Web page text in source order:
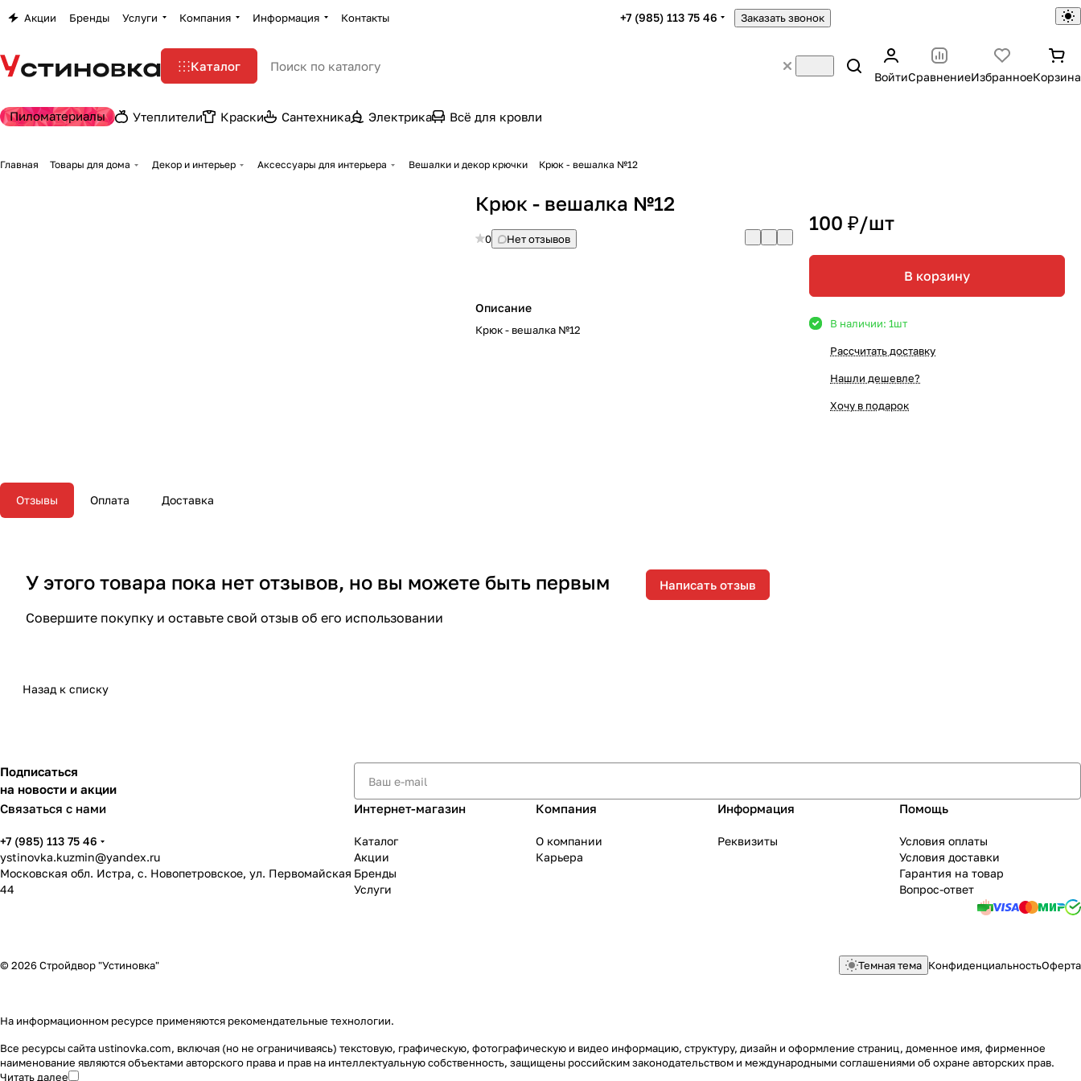
Акции Бренды Услуги Компания Информация Контакты +7 (985) 113 75 46 Заказать звонок
Каталог
ВойтиСравнениеИзбранноеКорзина
Пиломатериалы Утеплители Краски Сантехника Электрика Всё для кровли
Главная Товары для дома Декор и интерьер Аксессуары для интерьера Вешалки и декор крючки Крюк - вешалка №12
Крюк - вешалка №12
0 Нет отзывов
Описание
Крюк - вешалка №12
100 ₽/шт
В корзину
В наличии: 1шт
Рассчитать доставку
Нашли дешевле?
Хочу в подарок
Отзывы Оплата Доставка
У этого товара пока нет отзывов, но вы можете быть первым
Совершите покупку и оставьте свой отзыв об его использовании
Написать отзыв
Назад к списку
Подписаться
на новости и акции
Связаться с нами
+7 (985) 113 75 46
ystinovka.kuzmin@yandex.ru
Московская обл. Истра, с. Новопетровское, ул. Первомайская
44
Интернет-магазин
Каталог
Акции
Бренды
Услуги
Компания
О компании
Карьера
Информация
Реквизиты
Помощь
Условия оплаты
Условия доставки
Гарантия на товар
Вопрос-ответ
© 2026 Стройдвор "Устиновка" Темная тема КонфиденциальностьОферта
На информационном ресурсе применяются рекомендательные технологии.
Все ресурсы сайта ustinovka.com, включая (но не ограничиваясь) текстовую, графическую, фотографическую и видео информацию, структуру, дизайн и оформление страниц, доменное имя, фирменное
наименование являются объектами авторского права и прав на интеллектуальную собственность, защищены российским законодательством и международными соглашениями об охране авторских прав.
Читать далее